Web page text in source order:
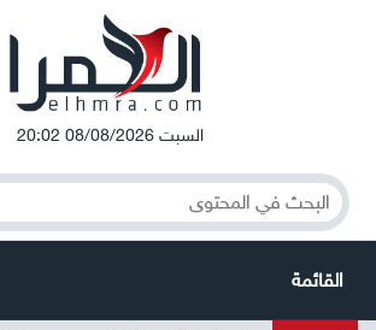
السبت 08/08/2026 20:02
القائمة